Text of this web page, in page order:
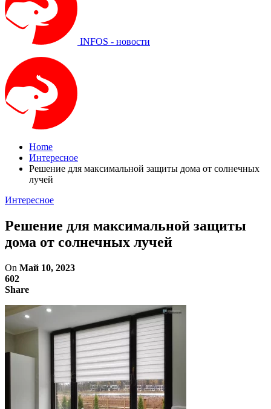
INFOS - новости
Home
Интересное
Решение для максимальной защиты дома от солнечных
лучей
Интересное
Решение для максимальной защиты
дома от солнечных лучей
On Май 10, 2023
602
Share